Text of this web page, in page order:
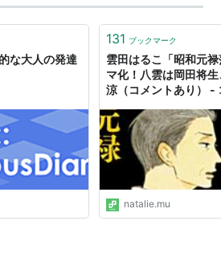
とたびそれを表明すれば、万の
浴びてしまい、たちまち自分…
な大人の発達
131 ブックマーク
雲田はるこ「昭和元
マ化！八雲は岡田将
涼（コメントあり） -
natalie.mu